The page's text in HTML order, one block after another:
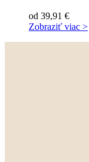
od 39,91 €
Zobraziť viac >